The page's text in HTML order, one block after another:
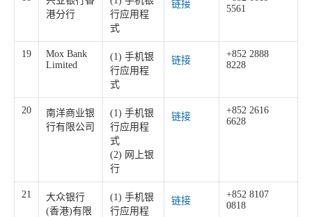
港分行
行应用程
式
链接
5561
19
Mox Bank
Limited
(1) 手机银
行应用程
式
链接
+852 2888
8228
20
南洋商业银
行有限公司
(1) 手机银
行应用程
式
(2) 网上银
行
链接
+852 2616
6628
21
大众银行
(香港)有限
(1) 手机银
行应用程
链接
+852 8107
0818